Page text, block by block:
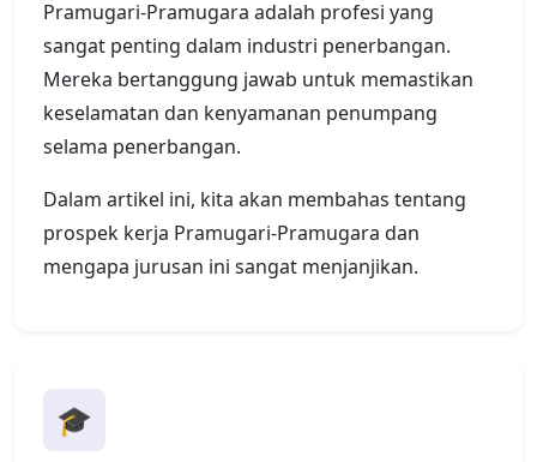
Pramugari-Pramugara adalah profesi yang
sangat penting dalam industri penerbangan.
Mereka bertanggung jawab untuk memastikan
keselamatan dan kenyamanan penumpang
selama penerbangan.
Dalam artikel ini, kita akan membahas tentang
prospek kerja Pramugari-Pramugara dan
mengapa jurusan ini sangat menjanjikan.
🎓